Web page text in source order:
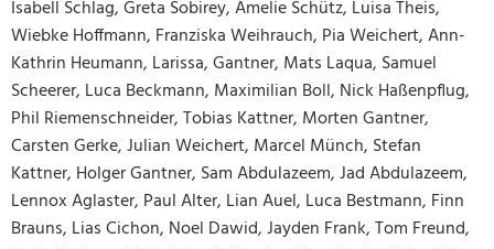
Isabell Schlag, Greta Sobirey, Amelie Schütz, Luisa Theis,
Wiebke Hoffmann, Franziska Weihrauch, Pia Weichert, Ann-
Kathrin Heumann, Larissa, Gantner, Mats Laqua, Samuel
Scheerer, Luca Beckmann, Maximilian Boll, Nick Haßenpflug,
Phil Riemenschneider, Tobias Kattner, Morten Gantner,
Carsten Gerke, Julian Weichert, Marcel Münch, Stefan
Kattner, Holger Gantner, Sam Abdulazeem, Jad Abdulazeem,
Lennox Aglaster, Paul Alter, Lian Auel, Luca Bestmann, Finn
Brauns, Lias Cichon, Noel Dawid, Jayden Frank, Tom Freund,